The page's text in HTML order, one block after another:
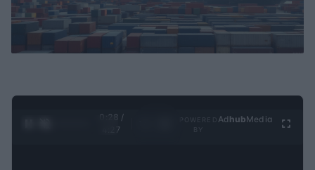
0:29 /
4:27
Ad hubMedia